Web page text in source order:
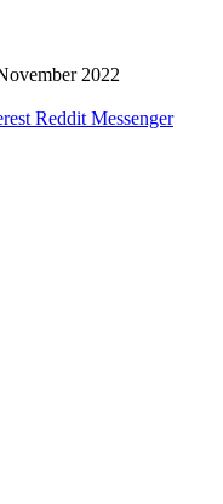
2022
Reddit Messenger